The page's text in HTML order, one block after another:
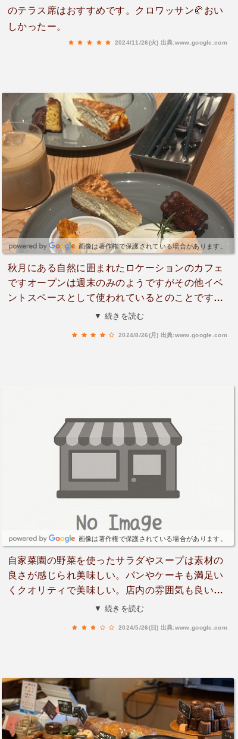
のテラス席はおすすめです。クロワッサン🥐おい
しかったー。
2024/11/26(火) 出典:www.google.com
画像は著作権で保護されている場合があります。
秋月にある自然に囲まれたロケーションのカフェ
ですオープンは週末のみのようですがその他イベ
ントスペースとして使われているとのことです・
抹茶のパフェ ¥800抹茶のアイスや餡子など様々
連れにも優しそうな空間ですねお店まではかなり
細い道で車での侵入はやめた方がいいです近くの
広い有料駐車場に停めて行くことをお勧めしま
▼ 続きを読む
2024/8/26(月) 出典:www.google.com
画像は著作権で保護されている場合があります。
自家菜園の野菜を使ったサラダやスープは素材の
良さが感じられ美味しい。パンやケーキも満足い
くクオリティで美味しい。店内の雰囲気も良い。
秋月へカップルや友達と行くならオススメできる
がなく、お客さん同士で混乱。またランチ待ちを
するお客さんより、持ち帰りを優先して販売した
結果、さらにオペレーションが煩雑に。パンやラ
ンチの残り数と行列状況を照らし合わせてなかっ
▼ 続きを読む
2024/5/26(日) 出典:www.google.com